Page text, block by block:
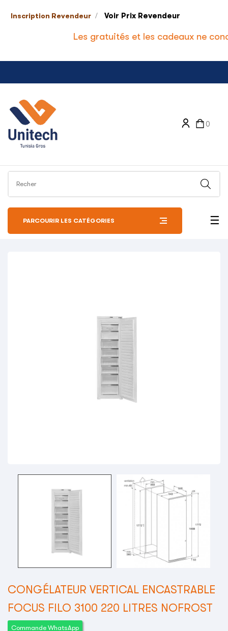
Inscription Revendeur / Voir Prix Revendeur
Les gratuités et les cadeaux ne
0
PARCOURIR LES CATÉGORIES ☰
CONGÉLATEUR VERTICAL ENCASTRABLE
FOCUS FILO 3100 220 LITRES NOFROST
Commande WhatsApp